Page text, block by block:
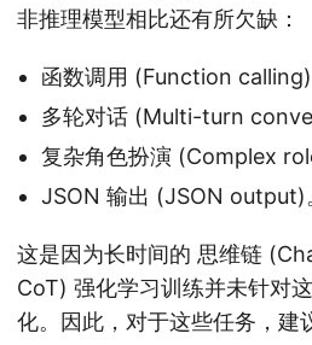
非推理模型相比还有所欠缺：
函数调用 (Function calling)
多轮对话 (Multi-turn
复杂角色扮演 (Complex
JSON 输出 (JSON output)
这是因为长时间的 思维链
CoT) 强化学习训练并未针对
化。因此，对于这些任务，建